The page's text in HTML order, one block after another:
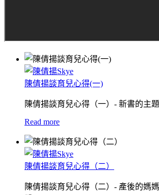
陳倩揚談育兒心得(一)
陳倩揚談育兒心得（一）- 新書的主
Read more
陳倩揚談育兒心得（二）
陳倩揚談育兒心得（二）- 產後的媽